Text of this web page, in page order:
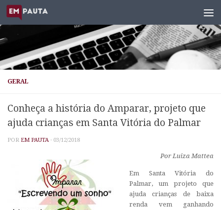
Skip to content
GERAL
Conheça a história do Amparar, projeto que
ajuda crianças em Santa Vitória do Palmar
POR EM PAUTA · 03/12/2018
Por Luiza Mattea
Em Santa Vitória do
Palmar, um projeto que
ajuda crianças de baixa
renda vem ganhando